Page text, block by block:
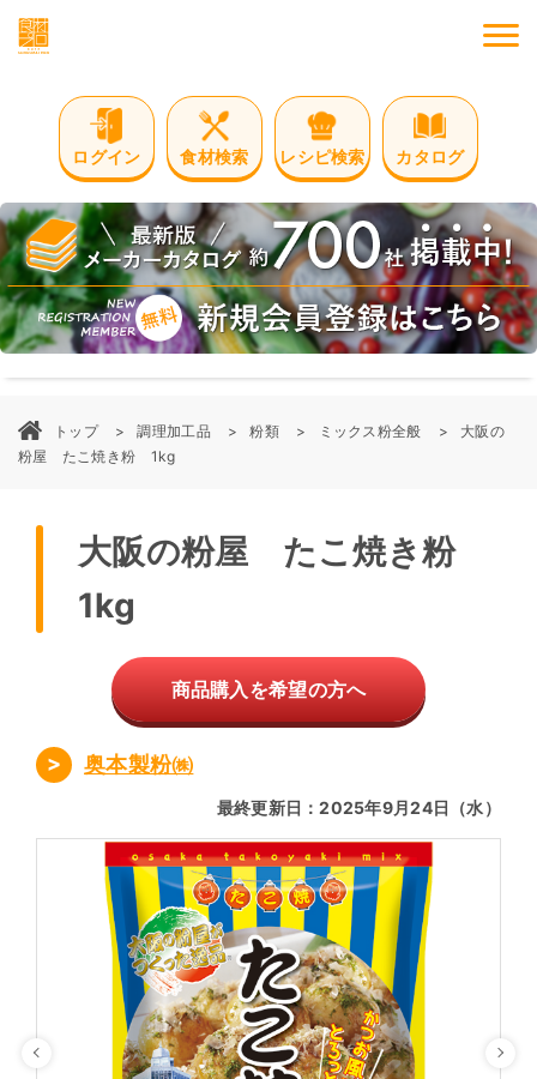
ログイン 食材検索 レシピ検索 カタログ
トップ 調理加工品 粉類 ミックス粉全般
大阪の
粉屋 たこ焼き粉 1kg
大阪の粉屋 たこ焼き粉
1kg
商品購入を希望の方へ
奥本製粉㈱
最終更新日：2025年9月24日（水）
Previous